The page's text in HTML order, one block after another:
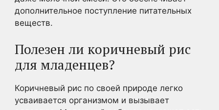
дополнительное поступление питательных
веществ.
Полезен ли коричневый рис
для младенцев?
Коричневый рис по своей природе легко
усваивается организмом и вызывает